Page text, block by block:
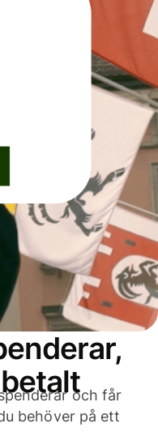
och får
behöver på ett